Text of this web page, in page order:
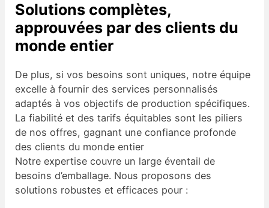
Solutions complètes,
approuvées par des clients du
monde entier
De plus, si vos besoins sont uniques, notre équipe
excelle à fournir des services personnalisés
adaptés à vos objectifs de production spécifiques.
La fiabilité et des tarifs équitables sont les piliers
de nos offres, gagnant une confiance profonde
des clients du monde entier
Notre expertise couvre un large éventail de
besoins d’emballage. Nous proposons des
solutions robustes et efficaces pour :